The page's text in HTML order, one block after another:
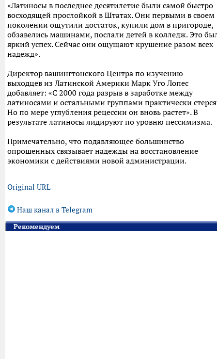
«Латиносы в последнее десятилетие были самой быстро
восходящей прослойкой в Штатах. Они первыми в своем
поколении ощутили достаток, купили дом в пригороде,
обзавелись машинами, послали детей в колледж. Это
яркий успех. Сейчас они ощущают крушение разом всех
надежд».
Директор вашингтонского Центра по изучению
выходцев из Латинской Америки Марк Уго Лопес
добавляет: «С 2000 года разрыв в заработке между
латиносами и остальными группами практически
Но по мере углубления рецессии он вновь растет». В
результате латиносы лидируют по уровню пессимизма.
Примечательно, что подавляющее большинство
опрошенных связывает надежды на восстановление
экономики с действиями новой администрации.
Original URL
Наш канал в Telegram
Рекомендуем